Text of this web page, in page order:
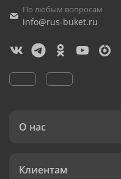
По любым вопросам
info@rus-buket.ru
О нас
Клиентам